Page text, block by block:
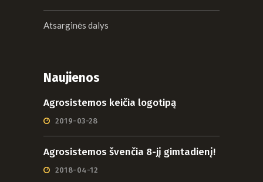
Atsarginės dalys
Naujienos
Agrosistemos keičia logotipą
2019-03-28
Agrosistemos švenčia 8-jį gimtadienį!
2018-04-12